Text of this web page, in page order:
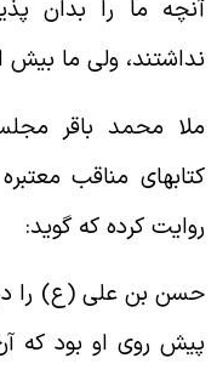
ما را بدان
ولی ما بیش
محمد باقر
مناقب
کرده که گوید:
بن علی (ع) را
روی او بود که